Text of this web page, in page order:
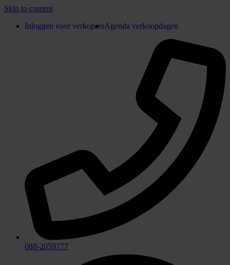
Skip to content
Inloggen voor verkopersAgenda verkoopdagen
088-2059777